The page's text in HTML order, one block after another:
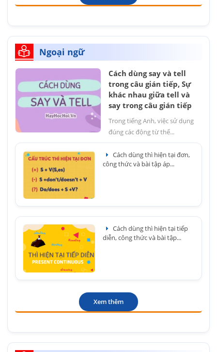
Ngoại ngữ
Cách dùng say và tell
trong câu gián tiếp, Sự
khác nhau giữa tell và
say trong câu gián tiếp
Trong tiếng Anh, việc sử dụng
đúng các động từ thể...
Cách dùng thì hiện tại đơn,
công thức và bài tập áp...
Cách dùng thì hiện tại tiếp
diễn, công thức và bài tập...
Xem thêm